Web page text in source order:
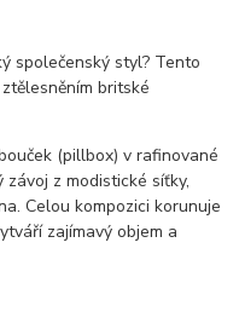
společenský styl? Tento
britské
(pillbox) v rafinované
závoj z modistické síťky,
Celou kompozici korunuje
zajímavý objem a